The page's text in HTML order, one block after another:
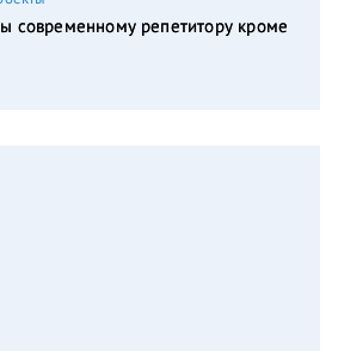
современному репетитору кроме